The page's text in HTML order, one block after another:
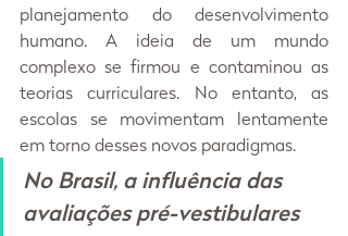
planejamento do desenvolvimento
humano. A ideia de um mundo
complexo se firmou e contaminou as
teorias curriculares. No entanto, as
escolas se movimentam lentamente
em torno desses novos paradigmas.
No Brasil, a influência das
avaliações pré-vestibulares